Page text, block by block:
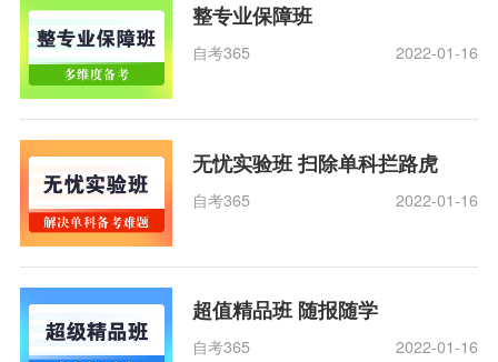
整专业保障班
自考365 2022-01-16
无忧实验班 扫除单科拦路虎
自考365 2022-01-16
超值精品班 随报随学
自考365 2022-01-16